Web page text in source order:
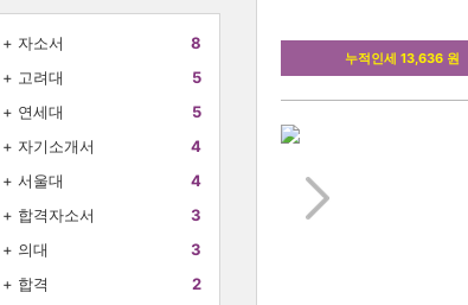
+ 자소서
8
+ 고려대
5
+ 연세대
5
+ 자기소개서
4
+ 서울대
4
+ 합격자소서
3
+ 의대
3
+ 합격
2
누적인세 13,636 원